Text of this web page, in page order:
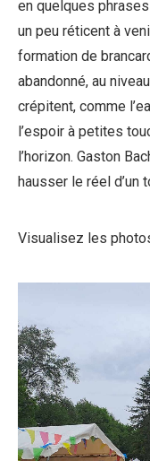
en quelques
un peu réticent à
formation de
abandonné, au
crépitent, comme
l’espoir à petites
l’horizon. Gaston
hausser le réel d’un
Visualisez les